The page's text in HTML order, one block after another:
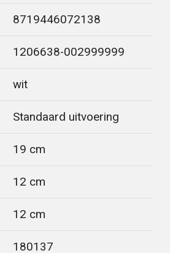
8719446072138
1206638-002999999
wit
Standaard uitvoering
19 cm
12 cm
12 cm
180137